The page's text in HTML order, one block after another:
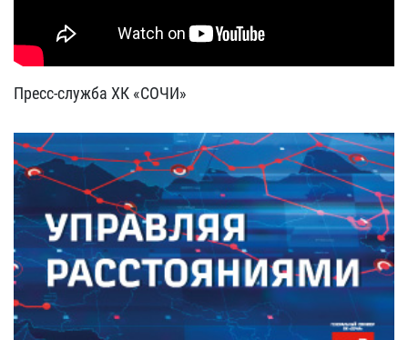
Пресс-служба ХК «СОЧИ»